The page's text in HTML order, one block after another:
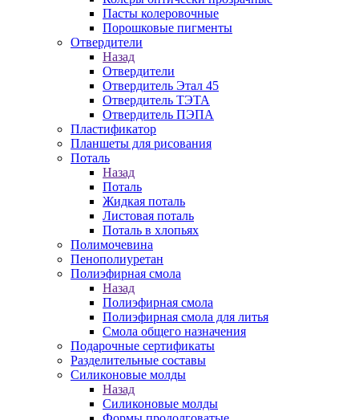
Пасты колеровочные
Порошковые пигменты
Отвердители
Назад
Отвердители
Отвердитель Этал 45
Отвердитель ТЭТА
Отвердитель ПЭПА
Пластификатор
Планшеты для рисования
Поталь
Назад
Поталь
Жидкая поталь
Листовая поталь
Поталь в хлопьях
Полимочевина
Пенополиуретан
Полиэфирная смола
Назад
Полиэфирная смола
Полиэфирная смола для литья
Смола общего назначения
Подарочные сертификаты
Разделительные составы
Силиконовые молды
Назад
Силиконовые молды